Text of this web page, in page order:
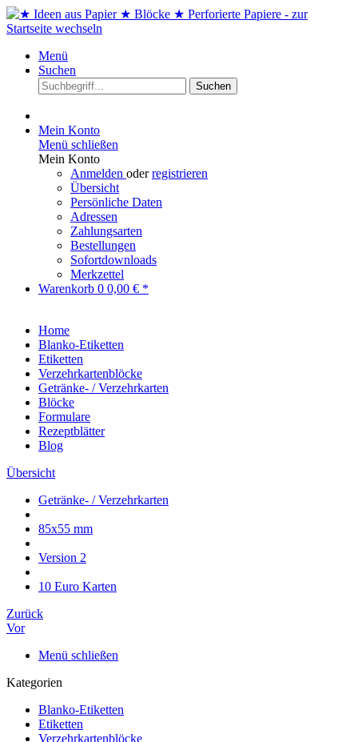
Menü
Suchen
Suchen
Mein Konto
Menü schließen
Mein Konto
Anmelden oderregistrieren
Übersicht
Persönliche Daten
Adressen
Zahlungsarten
Bestellungen
Sofortdownloads
Merkzettel
Warenkorb 0 0,00 € *
Home
Blanko-Etiketten
Etiketten
Verzehrkartenblöcke
Getränke- / Verzehrkarten
Blöcke
Formulare
Rezeptblätter
Blog
Übersicht
Getränke- / Verzehrkarten
85x55 mm
Version 2
10 Euro Karten
Zurück
Vor
Menü schließen
Kategorien
Blanko-Etiketten
Etiketten
Verzehrkartenblöcke